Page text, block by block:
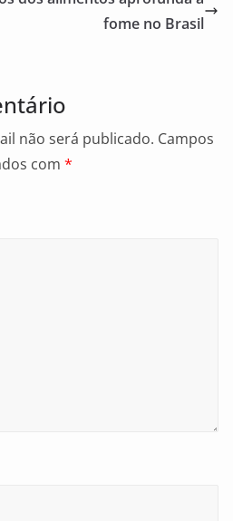
fome no Brasil
não será publicado. Campos
com *